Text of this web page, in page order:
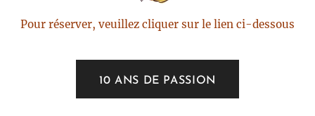
Pour réserver, veuillez cliquer sur le lien ci-dessous
10 ANS DE PASSION